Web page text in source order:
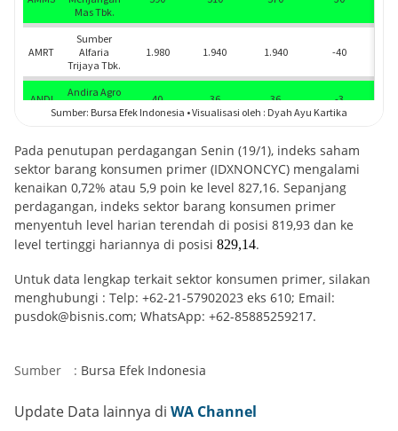
Pada penutupan perdagangan Senin (19/1), indeks saham
sektor barang konsumen primer (IDXNONCYC) mengalami
kenaikan 0,72% atau 5,9 poin ke level 827,16. Sepanjang
perdagangan, indeks sektor barang konsumen primer
menyentuh level harian terendah di posisi 819,93 dan ke
level tertinggi hariannya di posisi 829,14.
Untuk data lengkap terkait sektor konsumen primer, silakan
menghubungi : Telp: +62-21-57902023 eks 610; Email:
pusdok@bisnis.com; WhatsApp: +62-85885259217.
Sumber : Bursa Efek Indonesia
Update Data lainnya di WA Channel